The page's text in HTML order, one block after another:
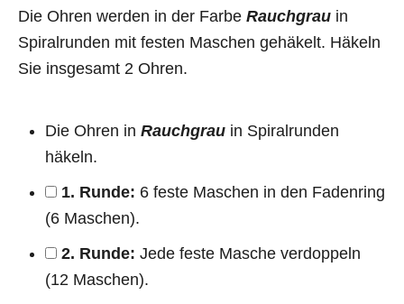
Die Ohren werden in der Farbe Rauchgrau in
Spiralrunden mit festen Maschen gehäkelt. Häkeln
Sie insgesamt 2 Ohren.
Die Ohren in Rauchgrau in Spiralrunden
häkeln.
1. Runde: 6 feste Maschen in den Fadenring
(6 Maschen).
2. Runde: Jede feste Masche verdoppeln
(12 Maschen).